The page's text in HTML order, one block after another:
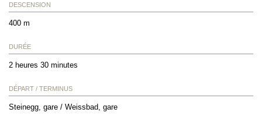
DESCENSION
400 m
DURÉE
2 heures 30 minutes
DÉPART / TERMINUS
Steinegg, gare / Weissbad, gare